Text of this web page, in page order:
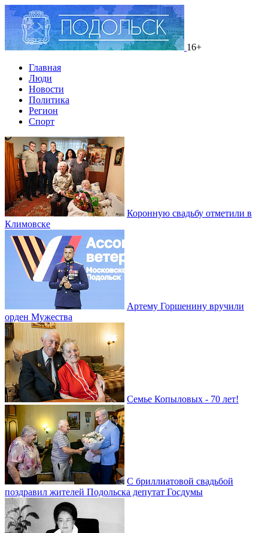
16+
Главная
Люди
Новости
Политика
Регион
Спорт
Коронную свадьбу отметили в
Климовске
Артему Горшенину вручили
орден Мужества
Семье Копыловых - 70 лет!
С бриллиатовой свадьбой
поздравил жителей Подольска депутат Госдумы